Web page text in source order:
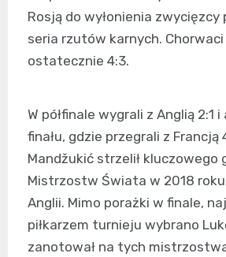
Rosją do wyłonienia zwycięzcy
seria rzutów karnych.
ostatecznie 4:3.
W półfinale wygrali z Anglią 2:1
finału, gdzie przegrali z Francją
Mandžukić strzelił kluczowego
Mistrzostw Świata w 2018
Anglii. Mimo porażki w finale,
piłkarzem turnieju wybrano
zanotował na tych